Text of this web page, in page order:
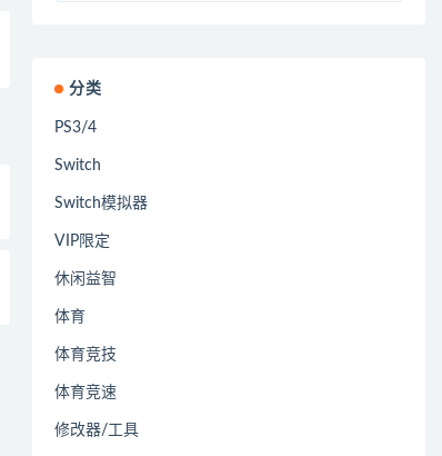
分类
PS3/4
Switch
Switch模拟器
VIP限定
休闲益智
体育
体育竞技
体育竞速
修改器/工具